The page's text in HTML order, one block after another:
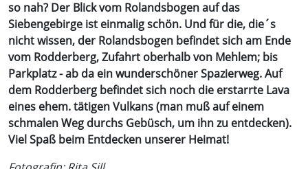
so nah? Der Blick vom Rolandsbogen auf das
Siebengebirge ist einmalig schön. Und für die, die´s
nicht wissen, der Rolandsbogen befindet sich am Ende
vom Rodderberg, Zufahrt oberhalb von Mehlem; bis
Parkplatz - ab da ein wunderschöner Spazierweg. Auf
dem Rodderberg befindet sich noch die erstarrte Lava
eines ehem. tätigen Vulkans (man muß auf einem
schmalen Weg durchs Gebüsch, um ihn zu entdecken).
Viel Spaß beim Entdecken unserer Heimat!